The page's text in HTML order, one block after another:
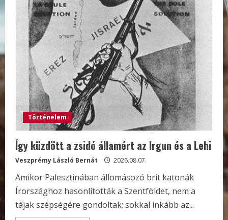
Történelem
Így küzdött a zsidó államért az Irgun és a Lehi
Veszprémy László Bernát 2026.08.07.
Amikor Palesztinában állomásozó brit katonák
Írországhoz hasonlították a Szentföldet, nem a
tájak szépségére gondoltak; sokkal inkább az...